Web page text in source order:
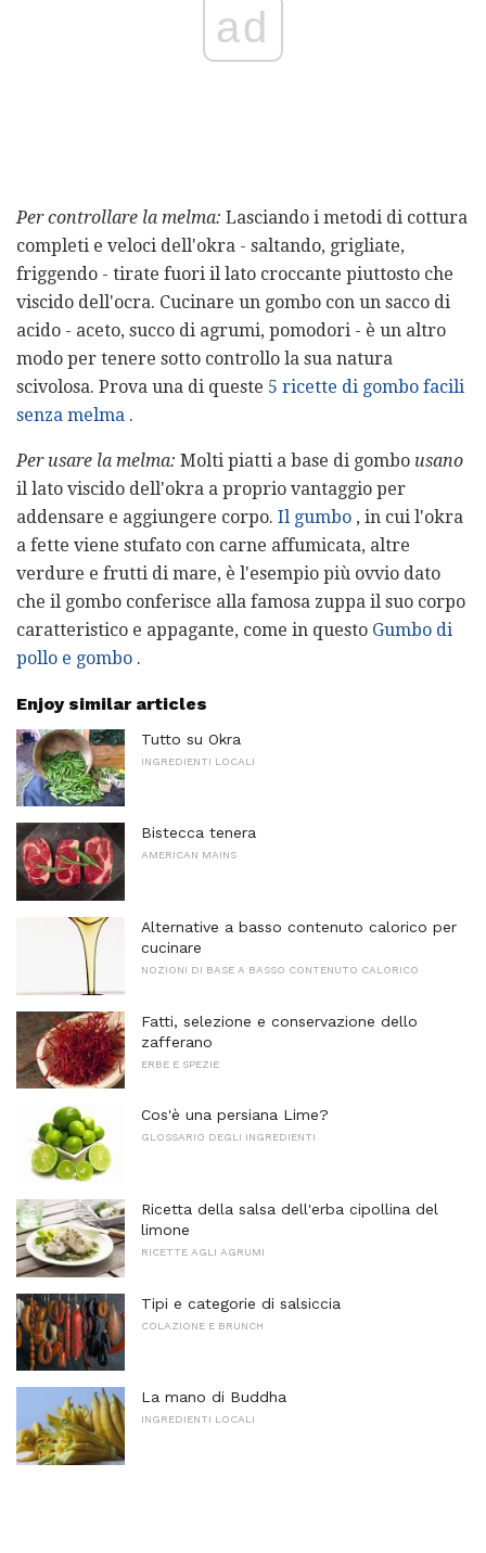
ad
Per controllare la melma: Lasciando i metodi di cottura
completi e veloci dell'okra - saltando, grigliate,
friggendo - tirate fuori il lato croccante piuttosto che
viscido dell'ocra. Cucinare un gombo con un sacco di
acido - aceto, succo di agrumi, pomodori - è un altro
modo per tenere sotto controllo la sua natura
scivolosa. Prova una di queste 5 ricette di gombo facili
senza melma .
Per usare la melma: Molti piatti a base di gombo usano
il lato viscido dell'okra a proprio vantaggio per
addensare e aggiungere corpo. Il gumbo , in cui l'okra
a fette viene stufato con carne affumicata, altre
verdure e frutti di mare, è l'esempio più ovvio dato
che il gombo conferisce alla famosa zuppa il suo corpo
caratteristico e appagante, come in questo Gumbo di
pollo e gombo .
Enjoy similar articles
Tutto su Okra
INGREDIENTI LOCALI
Bistecca tenera
AMERICAN MAINS
Alternative a basso contenuto calorico per
cucinare
NOZIONI DI BASE A BASSO CONTENUTO CALORICO
Fatti, selezione e conservazione dello
zafferano
ERBE E SPEZIE
Cos'è una persiana Lime?
GLOSSARIO DEGLI INGREDIENTI
Ricetta della salsa dell'erba cipollina del
limone
RICETTE AGLI AGRUMI
Tipi e categorie di salsiccia
COLAZIONE E BRUNCH
La mano di Buddha
INGREDIENTI LOCALI